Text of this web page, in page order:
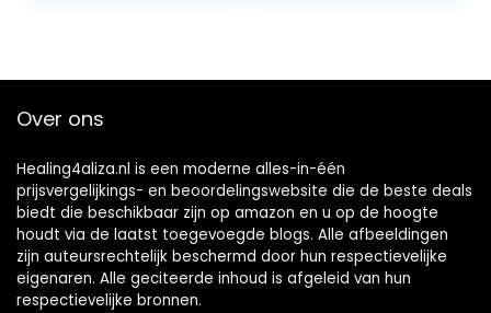
verfrissende adem
Over ons
Healing4aliza.nl is een moderne alles-in-één
prijsvergelijkings- en beoordelingswebsite die de beste deals
biedt die beschikbaar zijn op amazon en u op de hoogte
houdt via de laatst toegevoegde blogs. Alle afbeeldingen
zijn auteursrechtelijk beschermd door hun respectievelijke
eigenaren. Alle geciteerde inhoud is afgeleid van hun
respectievelijke bronnen.